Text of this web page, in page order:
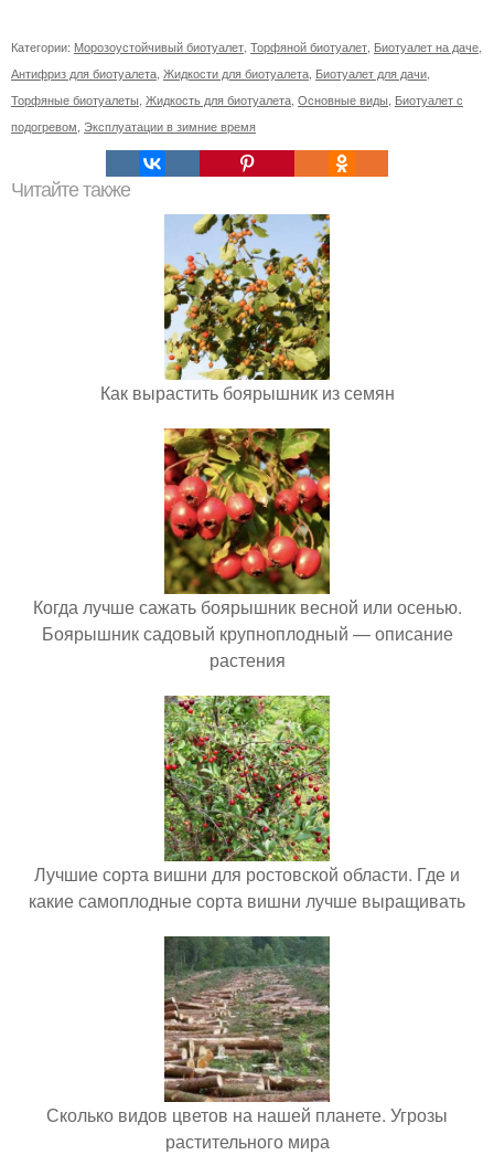
Категории: Морозоустойчивый биотуалет Торфяной биотуалет Биотуалет на даче
Антифриз для биотуалета Жидкости для биотуалета Биотуалет для дачи
Торфяные биотуалеты Жидкость для биотуалета Основные виды Биотуалет с
подогревом Эксплуатации в зимние время
Читайте также
Как вырастить боярышник из семян
Когда лучше сажать боярышник весной или осенью.
Боярышник садовый крупноплодный — описание
растения
Лучшие сорта вишни для ростовской области. Где и
какие самоплодные сорта вишни лучше выращивать
Сколько видов цветов на нашей планете. Угрозы
растительного мира